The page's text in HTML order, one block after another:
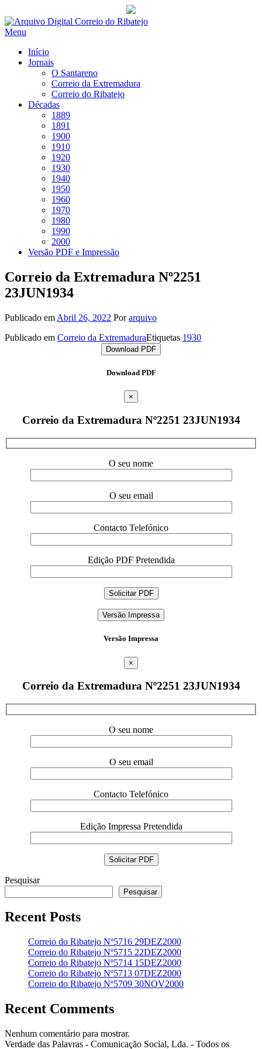
Saltar
para
Menu
Início
Jornais
O Santareno
Correio da Extremadura
Correio do Ribatejo
Décadas
1889
1891
1900
1910
1920
1930
1940
1950
1960
1970
1980
1990
2000
Versão PDF e Impressão
Correio da Extremadura Nº2251
23JUN1934
Publicado em Abril 26, 2022 Porarquivo
Publicado em Correio da ExtremaduraEtiquetas 1930
Download PDF
Download PDF
×
Correio da Extremadura Nº2251 23JUN1934
O seu nome
O seu email
Contacto Telefónico
Edição PDF Pretendida
Versão Impressa
Versão Impressa
×
Correio da Extremadura Nº2251 23JUN1934
O seu nome
O seu email
Contacto Telefónico
Edição Impressa Pretendida
Pesquisar
Pesquisar
Recent Posts
Correio do Ribatejo Nº5716 29DEZ2000
Correio do Ribatejo Nº5715 22DEZ2000
Correio do Ribatejo Nº5714 15DEZ2000
Correio do Ribatejo Nº5713 07DEZ2000
Correio do Ribatejo Nº5709 30NOV2000
Recent Comments
Nenhum comentário para mostrar.
Verdade das Palavras - Comunicação Social, Lda. - Todos os